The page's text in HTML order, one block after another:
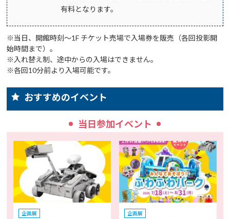
有料となります。
※当日、開館時刻～1F チケット売場で入場券を販売（各回投影開
始時間まで）。
※入れ替え制、途中からの入場はできません。
※各回10分前より入場可能です。
おすすめのイベント
当日参加イベント
企画展 企画展